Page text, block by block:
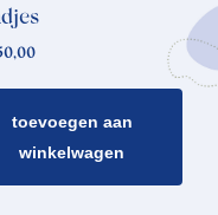
toevoegen aan
winkelwagen